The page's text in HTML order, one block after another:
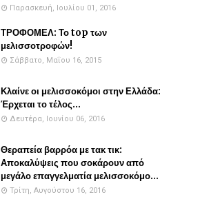
Παρασκευή, Ιουλίου 01, 2016
ΤΡΟΦΟΜΕΛ: Το top των
μελισσοτροφών!
Σάββατο, Μαΐου 16, 2015
Κλαίνε οι μελισσοκόμοι στην Ελλάδα:
Έρχεται το τέλος...
Δευτέρα, Ιουνίου 06, 2016
Θεραπεία βαρρόα με τακ τικ:
Αποκαλύψεις που σοκάρουν από
μεγάλο επαγγελματία μελισσοκόμο...
Τρίτη, Αυγούστου 16, 2016